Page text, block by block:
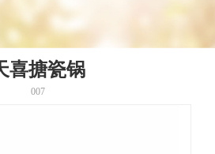
喜搪瓷锅
007